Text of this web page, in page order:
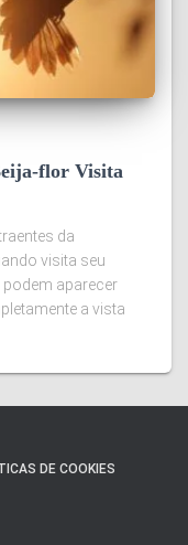
flor Visita
da
visita seu
aparecer
a vista
DE COOKIES